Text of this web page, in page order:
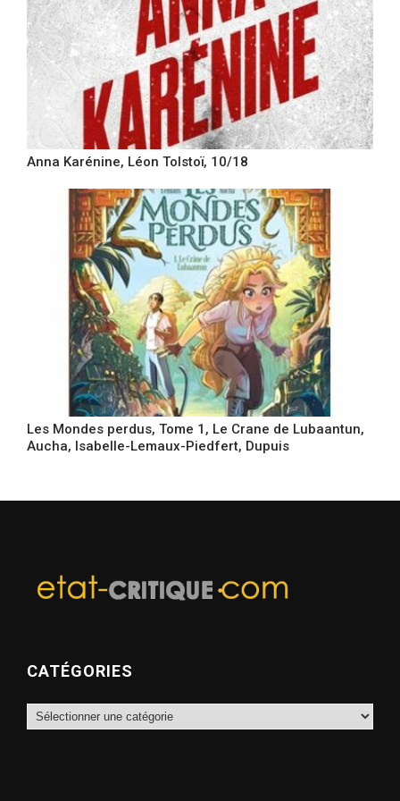
Anna Karénine, Léon Tolstoï, 10/18
Les Mondes perdus, Tome 1, Le Crane de Lubaantun,
Aucha, Isabelle-Lemaux-Piedfert, Dupuis
CATÉGORIES
Catégories